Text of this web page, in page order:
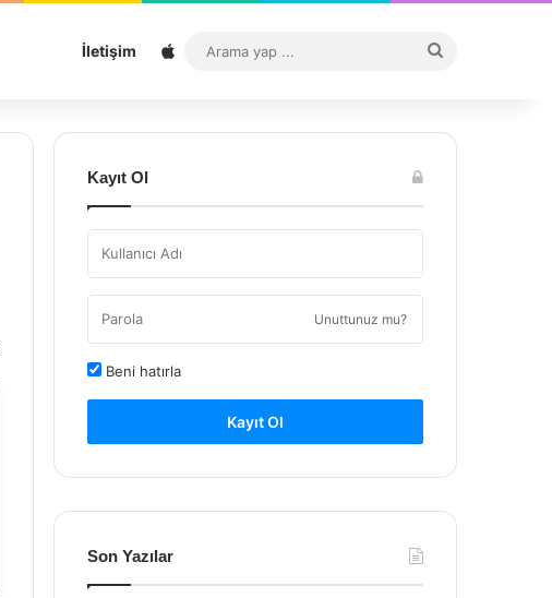
İletişim Sitemap
...
Kayıt Ol
Unuttunuz mu?
Beni hatırla
Kayıt Ol
Son Yazılar